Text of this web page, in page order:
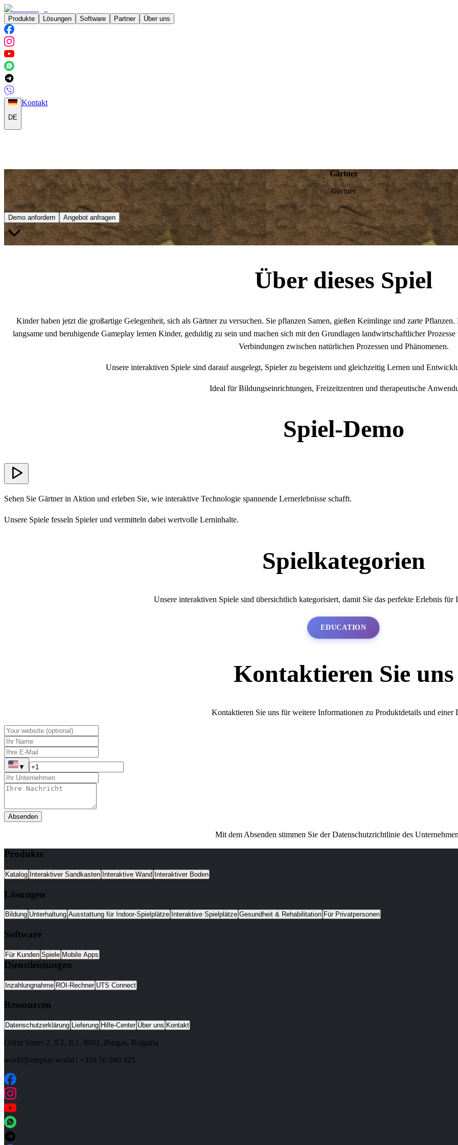
Produkte Lösungen Software Partner Über uns
DE
Kontakt
Gärtner
Gärtner
Demo anfordern Angebot anfragen
Über dieses Spiel
Kinder haben jetzt die großartige Gelegenheit, sich als Gärtner zu versuchen. Sie pflanzen Samen, gießen Keimlinge und zarte
langsame und beruhigende Gameplay lernen Kinder, geduldig zu sein und machen sich mit den Grundlagen landwirtschaftlicher
Verbindungen zwischen natürlichen Prozessen und Phänomenen.
Unsere interaktiven Spiele sind darauf ausgelegt, Spieler zu begeistern und gleichzeitig Lernen und
Ideal für Bildungseinrichtungen, Freizeitzentren und therapeutische
Spiel-Demo
Sehen Sie Gärtner in Aktion und erleben Sie, wie interaktive Technologie spannende Lernerlebnisse schafft.
Unsere Spiele fesseln Spieler und vermitteln dabei wertvolle Lerninhalte.
Spielkategorien
Unsere interaktiven Spiele sind übersichtlich kategorisiert, damit Sie das perfekte Erlebnis für
EDUCATION
Kontaktieren Sie uns
Kontaktieren Sie uns für weitere Informationen zu Produktdetails und einer
▼
Absenden
Mit dem Absenden stimmen Sie der Datenschutzrichtlinie des
Produkte
Katalog Interaktiver Sandkasten Interaktive Wand Interaktiver Boden
Lösungen
Bildung Unterhaltung Ausstattung für Indoor-Spielplätze Interaktive Spielplätze Gesundheit & Rehabilitation Für Privatpersonen
Software
Für Kunden Spiele Mobile Apps
Dienstleistungen
Inzahlungnahme ROI-Rechner UTS Connect
Ressourcen
Datenschutzerklärung Lieferung Hilfe-Center Über uns Kontakt
Odrin Street 2, fl.1 , fl.1, 8001 , Burgas, Bulgaria
world@utsplay.world | +359 56 940 425